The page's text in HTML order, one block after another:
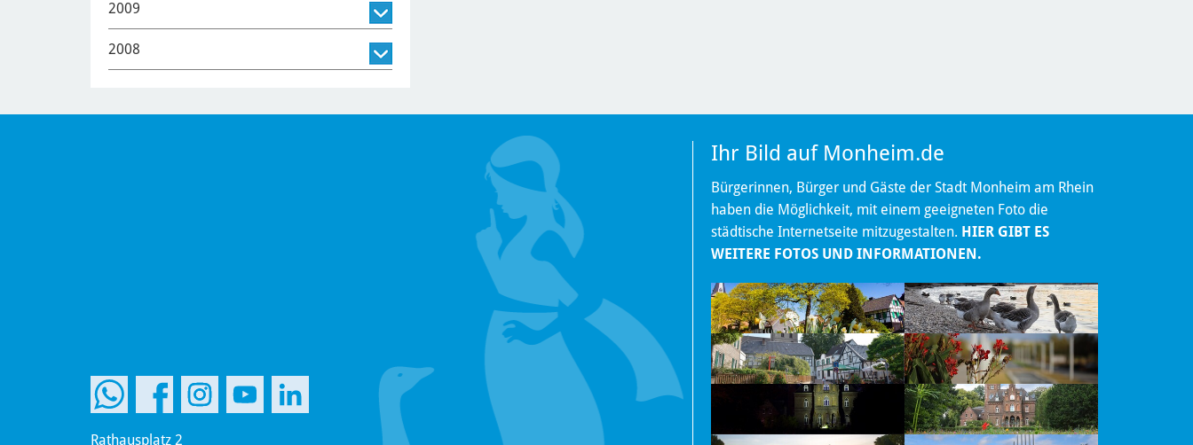
2009
2008
Rathausplatz 2
Ihr Bild auf Monheim.de
Bürgerinnen, Bürger und Gäste der Stadt Monheim am Rhein
haben die Möglichkeit, mit einem geeigneten Foto die
städtische Internetseite mitzugestalten. HIER GIBT ES
WEITERE FOTOS UND INFORMATIONEN.